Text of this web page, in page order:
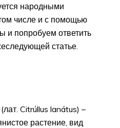
народными
числе и с помощью
и попробуем ответить
статье.
Citrúllus lanátus) –
растение, вид